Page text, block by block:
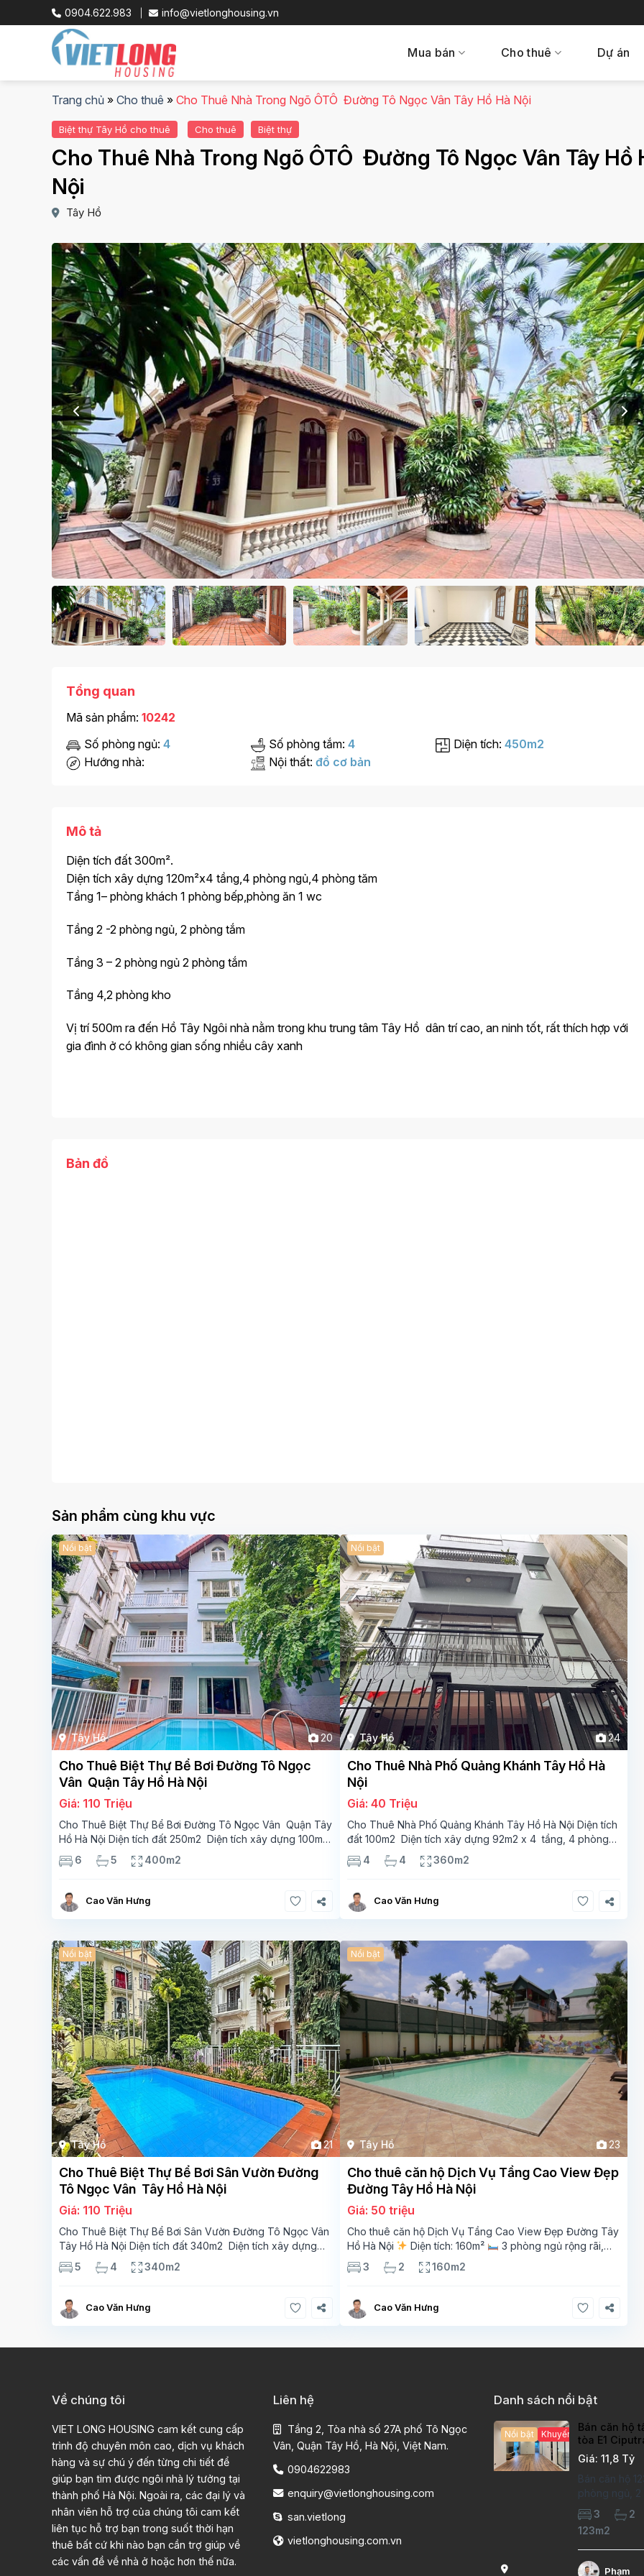
to
0904.622.983 info@vietlonghousing.vn
Mua bán Cho thuê Dự án
Trang chủ » Cho thuê » Cho Thuê Nhà Trong Ngõ ÔTÔ Đường Tô Ngọc Vân Tây Hồ Hà Nội
Biệt thự Tây Hồ cho thuê Cho thuê Biệt thự
Cho Thuê Nhà Trong Ngõ ÔTÔ Đường Tô Ngọc Vân Tây Hồ
Nội
Tây Hồ
Tổng quan
Mã sản phẩm: 10242
Số phòng ngủ: 4 Số phòng tắm: 4 Diện tích: 450m2
Hướng nhà:
Nội thất: đồ cơ bản
Mô tả
Diện tích đất 300m².
Diện tích xây dựng 120m²x4 tầng,4 phòng ngủ,4 phòng tăm
Tầng 1– phòng khách 1 phòng bếp,phòng ăn 1 wc
Tầng 2 -2 phòng ngủ, 2 phòng tắm
Tầng 3 – 2 phòng ngủ 2 phòng tắm
Tầng 4,2 phòng kho
Vị trí 500m ra đến Hồ Tây Ngôi nhà nằm trong khu trung tâm Tây Hồ dân trí cao, an ninh tốt, rất thích hợp với
gia đình ở có không gian sống nhiều cây xanh
Bản đồ
Sản phẩm cùng khu vực
Tây Hồ 20
Nổi bật
Cho Thuê Biệt Thự Bể Bơi Đường Tô Ngọc
Vân Quận Tây Hồ Hà Nội
Giá: 110 Triệu
Cho Thuê Biệt Thự Bể Bơi Đường Tô Ngọc Vân Quận Tây
Hồ Hà Nội Diện tích đất 250m2 Diện tích xây dựng 100m2
Xây 4 tầng, 6 phòng ngủ 5 phòng tắm Tầng 1, , phòng
khách , phòng bếp-1wc Tầng 2, 2 phòng
6 5 400m2
Cao Văn Hưng
Tây Hồ 24
Nổi bật
Cho Thuê Nhà Phố Quảng Khánh Tây Hồ Hà
Nội
Giá: 40 Triệu
Cho Thuê Nhà Phố Quảng Khánh Tây Hồ Hà Nội Diện tích
đất 100m2 Diện tích xây dựng 92m2 x 4 tầng, 4 phòng
ngủ 3 phòng tắm Tầng 1 – phòng bếp-1wc Tầng 2–
phòng khách , 1 phòng ngủ,1 phòng tắm Tầng 3- 2
4 4 360m2
Cao Văn Hưng
Tây Hồ 21
Nổi bật
Cho Thuê Biệt Thự Bể Bơi Sân Vườn Đường
Tô Ngọc Vân Tây Hồ Hà Nội
Giá: 110 Triệu
Cho Thuê Biệt Thự Bể Bơi Sân Vườn Đường Tô Ngọc Vân
Tây Hồ Hà Nội Diện tích đất 340m2 Diện tích xây dựng
110m2 Xây 3 tầng, 5 phòng ngủ 4 phòng tắm Tầng 1, ,
phòng khách , phòng bếp-1wc Tầng 2, 3
5 4 340m2
Cao Văn Hưng
Tây Hồ 23
Nổi bật
Cho thuê căn hộ Dịch Vụ Tầng Cao View Đẹp
Đường Tây Hồ Hà Nội
Giá: 50 triệu
Cho thuê căn hộ Dịch Vụ Tầng Cao View Đẹp Đường Tây
Hồ Hà Nội
Diện tích: 160m²
3 phòng ngủ rộng rãi,
thoáng sáng
2 phòng tắm tiện nghi
khách hiện đại, ban công thoáng mát
3 2 160m2
Cao Văn Hưng
Về chúng tôi
VIET LONG HOUSING cam kết cung cấp
trình độ chuyên môn cao, dịch vụ khách
hàng và sự chú ý đến từng chi tiết để
giúp bạn tìm được ngôi nhà lý tưởng tại
thành phố Hà Nội. Ngoài ra, các đại lý và
nhân viên hỗ trợ của chúng tôi cam kết
liên tục hỗ trợ bạn trong suốt thời hạn
thuê bất cứ khi nào bạn cần trợ giúp về
các vấn đề về nhà ở hoặc hơn thế nữa.
Liên hệ
Tầng 2, Tòa nhà số 27A phố Tô Ngọc
Vân, Quận Tây Hồ, Hà Nội, Việt Nam.
0904622983
enquiry@vietlonghousing.com
san.vietlong
vietlonghousing.com.vn
Danh sách nổi bật
Nổi bật Khuyến mại hấp dẫn
Bán căn hộ
tòa E1
chất lượng
Giá: 11,8 Tỷ
Bán căn hộ
phòng ngủ, 2
khu đô thị
International
hộ đã sửa mới
lượng cao,
hiện đại,
3
2
123m2
Phạm